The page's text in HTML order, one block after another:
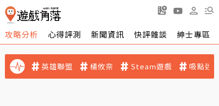
攻略分析 心得評測 新聞資訊 快評雜談 紳士專區
英雄聯盟 橘攸奈 Steam遊戲 吸點迷